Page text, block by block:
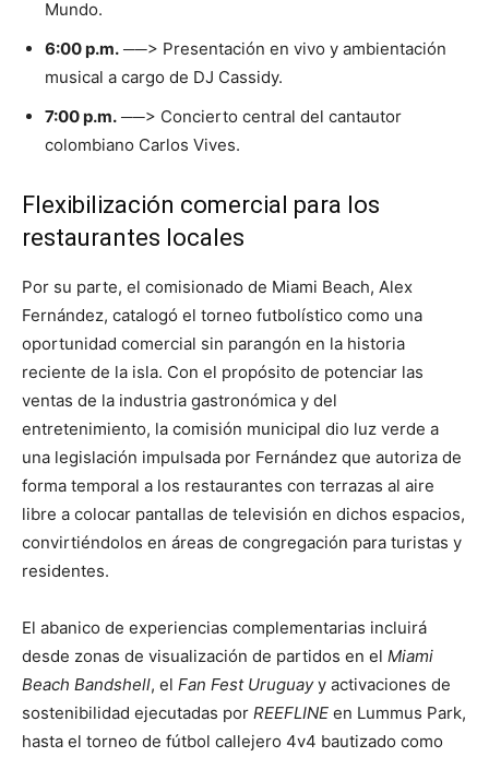
Mundo.
6:00 p.m. ──> Presentación en vivo y ambientación
musical a cargo de DJ Cassidy.
7:00 p.m. ──> Concierto central del cantautor
colombiano Carlos Vives.
Flexibilización comercial para los
restaurantes locales
Por su parte, el comisionado de Miami Beach, Alex
Fernández, catalogó el torneo futbolístico como una
oportunidad comercial sin parangón en la historia
reciente de la isla. Con el propósito de potenciar las
ventas de la industria gastronómica y del
entretenimiento, la comisión municipal dio luz verde a
una legislación impulsada por Fernández que autoriza de
forma temporal a los restaurantes con terrazas al aire
libre a colocar pantallas de televisión en dichos espacios,
convirtiéndolos en áreas de congregación para turistas y
residentes.
El abanico de experiencias complementarias incluirá
desde zonas de visualización de partidos en el Miami
Beach Bandshell, el Fan Fest Uruguayy activaciones de
sostenibilidad ejecutadas por REEFLINE en Lummus Park,
hasta el torneo de fútbol callejero 4v4 bautizado como